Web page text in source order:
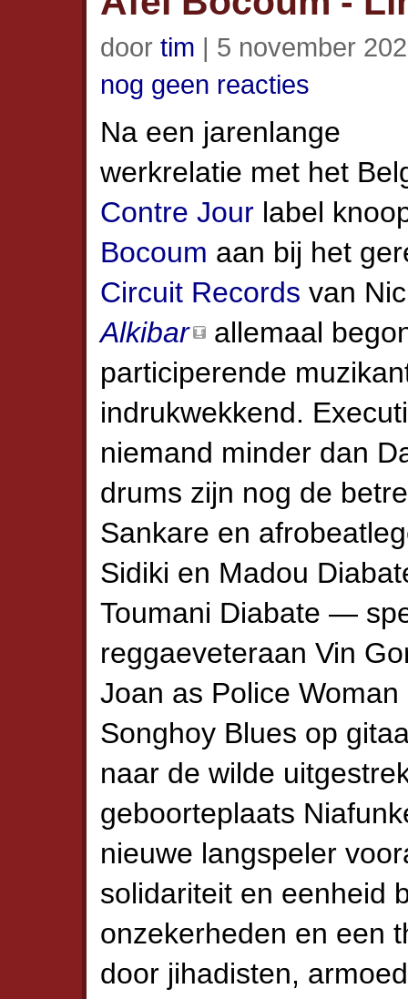
door tim | 5 november
nog geen reacties
Na een jarenlange
werkrelatie met het
Contre Jour label
Bocoum aan bij het
Circuit Records van
Alkibar
allemaal
participerende
indrukwekkend.
niemand minder dan
drums zijn nog de
Sankare en
Sidiki en Madou
Toumani Diabate —
reggaeveteraan Vin
Joan as Police
Songhoy Blues op
naar de wilde
geboorteplaats
nieuwe langspeler
solidariteit en eenheid
onzekerheden en een
door jihadisten,